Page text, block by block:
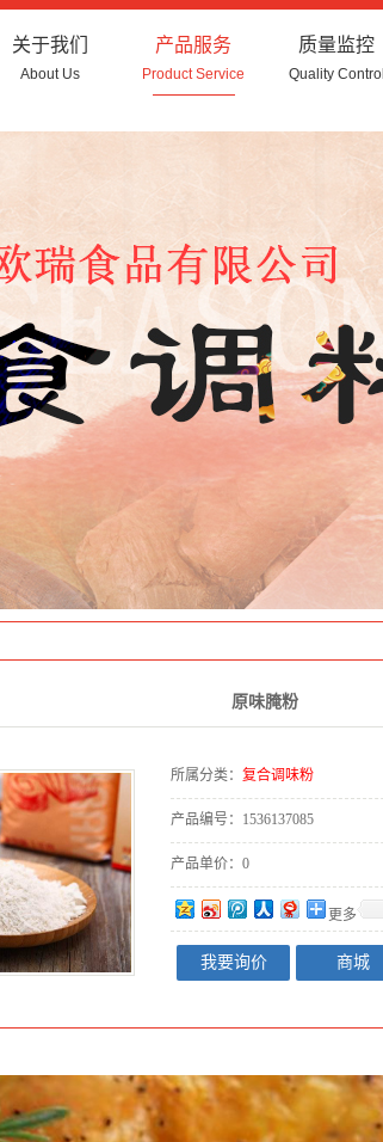
关于我们
About Us
企业文化
厂容厂貌
产品服务
Product Service
复合调味酱
香辛料类
浓汤粉
固体饮料类
食品添加剂类
质量监控
Quality Control
原味腌粉
所属分类： 复合调味粉
产品编号： 1536137085
产品单价： 0
更多
我要询价 商城